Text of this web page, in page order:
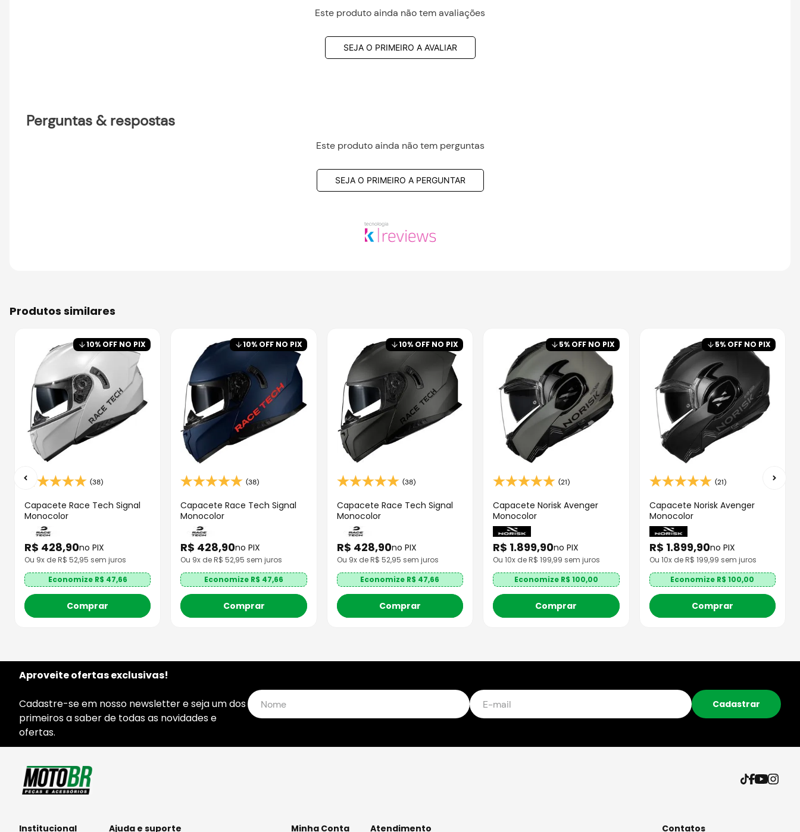
Este produto ainda não tem avaliações
SEJA O PRIMEIRO A AVALIAR
Perguntas & respostas
Este produto ainda não tem perguntas
SEJA O PRIMEIRO A PERGUNTAR
produtos similares
10% OFF NO PIX
(38)
Capacete Race Tech Signal
Monocolor
R$ 428,90no PIX
Ou 9x de R$ 52,95 sem juros
Economize R$ 47,66
Comprar
10% OFF NO PIX
(38)
Capacete Race Tech Signal
Monocolor
R$ 428,90no PIX
Ou 9x de R$52,95 sem juros
Economize R$ 47,66
Comprar
10% OFF NO PIX
(38)
Capacete Race Tech Signal
Monocolor
R$ 428,90no PIX
Ou 9x de R$ 52,95 sem juros
Economize R$ 47,66
Comprar
5% OFF NO PIX
(21)
Capacete Norisk Avenger
Monocolor
R$ 1.899,90no PIX
Ou10x de R$199,99 sem juros
Economize R$ 100,00
Comprar
5% OFF NO PIX
(21)
Capacete Norisk Avenger
Monocolor
R$ 1.899,90no PIX
Ou 10x de R$ 199,99 sem juros
Economize R$100,00
Comprar
Aproveite ofertas exclusivas!
Cadastre-se em nosso newsletter e seja um dos
primeiros a saber de todas as novidades e
ofertas.
Cadastrar
Institucional Ajuda e suporte Minha Conta Atendimento Contatos